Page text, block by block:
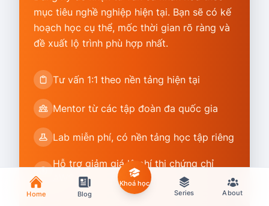
mục tiêu nghề nghiệp hiện tại. Bạn sẽ có kế
hoạch học cụ thể, mốc thời gian rõ ràng và
đề xuất lộ trình phù hợp nhất.
Tư vấn 1:1 theo nền tảng hiện tại
Mentor từ các tập đoàn đa quốc gia
Lab miễn phí, có nền tảng học tập riêng
Hỗ trợ giảm giá lệ phí thi chứng chỉ
Home Blog
Khoá học
Series
About